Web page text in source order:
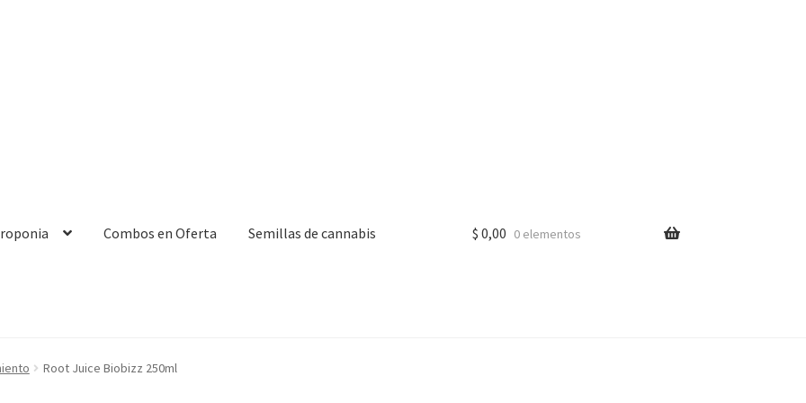
Combos en Oferta Semillas de cannabis $ 0,00 0 elementos
Root Juice Biobizz 250ml